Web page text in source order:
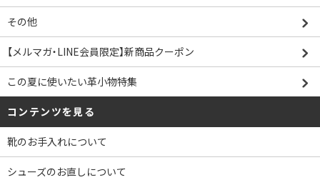
その他
【メルマガ・LINE会員限定】新商品クーポン
この夏に使いたい革小物特集
コンテンツを見る
靴のお手入れについて
シューズのお直しについて